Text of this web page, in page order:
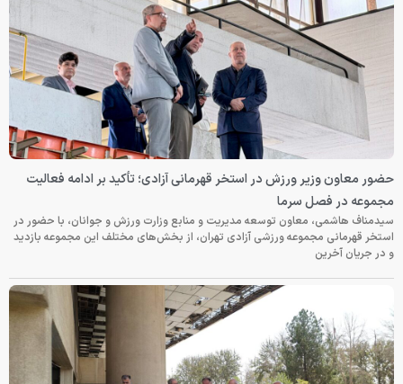
حضور معاون وزیر ورزش در استخر قهرمانی آزادی؛ تأکید بر ادامه فعالیت
مجموعه در فصل سرما
سیدمناف هاشمی، معاون توسعه مدیریت و منابع وزارت ورزش و جوانان، با حضور در
استخر قهرمانی مجموعه ورزشی آزادی تهران، از بخش‌های مختلف این مجموعه بازدید
و در جریان آخرین